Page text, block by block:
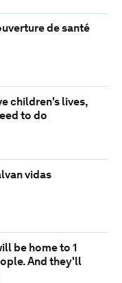
de santé
children's lives,
to do
vidas
be home to 1
And they'll